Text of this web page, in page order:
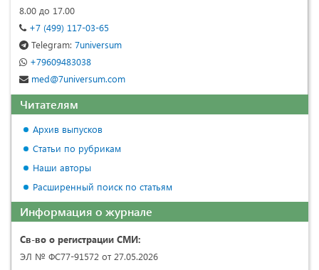
8.00 до 17.00
+7 (499) 117-03-65
Telegram: 7universum
+79609483038
med@7universum.com
Читателям
Архив выпусков
Статьи по рубрикам
Наши авторы
Расширенный поиск по статьям
Информация о журнале
Св-во о регистрации СМИ:
ЭЛ № ФС77-91572 от 27.05.2026